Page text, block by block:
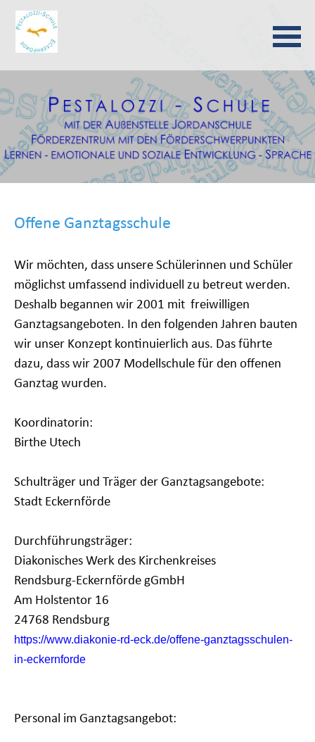
überspringen
Offene Ganztagsschule
Wir möchten, dass unsere Schülerinnen und Schüler
möglichst umfassend individuell zu betreut werden.
Deshalb begannen wir 2001 mit freiwilligen
Ganztagsangeboten. In den folgenden Jahren bauten
wir unser Konzept kontinuierlich aus. Das führte
dazu, dass wir 2007 Modellschule für den offenen
Ganztag wurden.
Koordinatorin:
Birthe Utech
Schulträger und Träger der Ganztagsangebote:
Stadt Eckernförde
Durchführungsträger:
Diakonisches Werk des Kirchenkreises
Rendsburg-Eckernförde gGmbH
Am Holstentor 16
24768 Rendsburg
https://www.diakonie-rd-eck.de/offene-ganztagsschulen-
in-eckernforde
Personal im Ganztagsangebot: